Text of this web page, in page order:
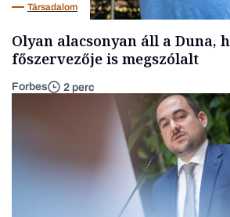
Társadalom
Olyan alacsonyan áll a Duna,
főszervezője is megszólalt
Forbes 2 perc